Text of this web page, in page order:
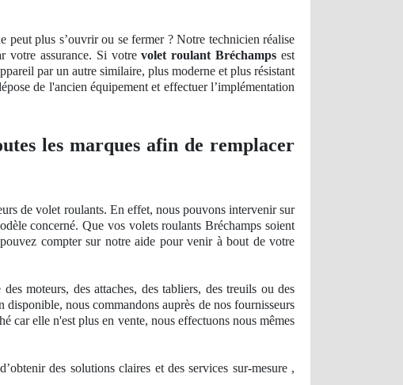
peut plus s’ouvrir ou se fermer ? Notre technicien réalise
votre assurance. Si votrevolet roulant Bréchamps est
par un autre similaire, plus moderne et plus résistant
de l'ancien équipement et effectuer l’implémentation
les marques afin de remplacer
de volet roulants. En effet, nous pouvons intervenir sur
concerné. Que vos volets roulants Bréchamps soient
compter sur notre aide pour venir à bout de votre
moteurs, des attaches, des tabliers, des treuils ou des
nous commandons auprès de nos fournisseurs
car elle n'est plus en vente, nous effectuons nous mêmes
des solutions claires et des services sur-mesure ,